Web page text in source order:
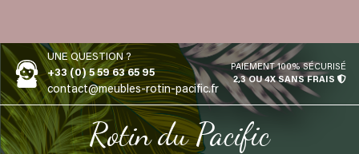
content
UNE QUESTION ?
+33 (0) 5 59 63 65 95
contact@meubles-rotin-pacific.fr
PAIEMENT 100% SÉCURISÉ
2,3 OU 4X SANS FRAIS
Rotin du Pacific